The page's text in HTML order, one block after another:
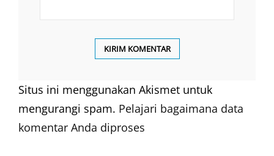
Situs ini menggunakan Akismet untuk
mengurangi spam. Pelajari bagaimana data
komentar Anda diproses